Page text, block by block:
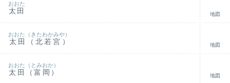
太田
おおた
地図
太田（北若宮）
おおた（きたわかみや）
地図
太田（富岡）
おおた（とみおか）
地図